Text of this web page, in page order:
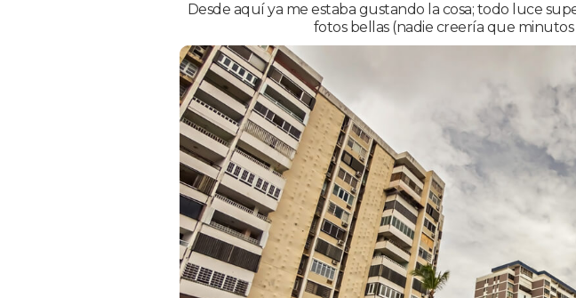
Desde aquí ya me estaba gustando la cosa; todo luce
fotos bellas (nadie creería que